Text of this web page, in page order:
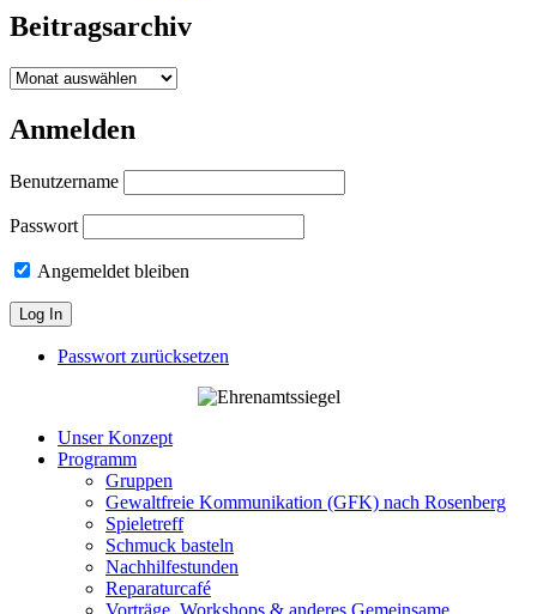
Beitragsarchiv
Beitragsarchiv
Anmelden
Benutzername
Passwort
Angemeldet bleiben
Passwort zurücksetzen
Unser Konzept
Programm
Gruppen
Gewaltfreie Kommunikation (GFK) nach Rosenberg
Spieletreff
Schmuck basteln
Nachhilfestunden
Reparaturcafé
Vorträge, Workshops & anderes Gemeinsame